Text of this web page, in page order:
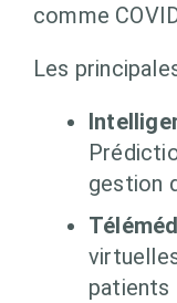
comme
Les
gestion
patients